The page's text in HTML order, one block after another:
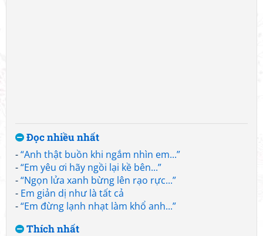
Đọc nhiều nhất
-“Anh thật buồn khi ngắm nhìn em...”
-“Em yêu ơi hãy ngồi lại kề bên...”
-“Ngọn lửa xanh bừng lên rạo rực...”
- Em giản dị như là tất cả
-“Em đừng lạnh nhạt làm khổ anh...”
Thích nhất